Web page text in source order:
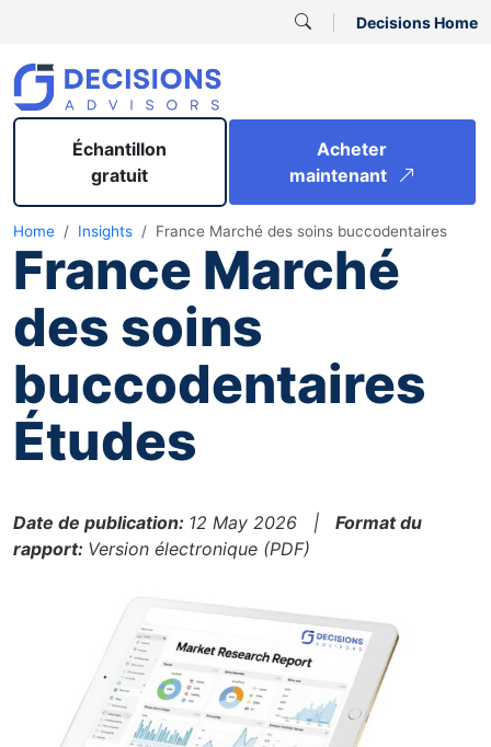
Decisions Home
Échantillon
gratuit
Acheter
maintenant
Home Insights France Marché des soins buccodentaires
France Marché
des soins
buccodentaires
Études
Date de publication: 12 May 2026 | Format du
rapport: Version électronique (PDF)